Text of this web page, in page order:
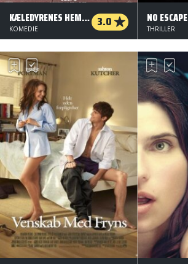
KÆLEDYRENES HEMMELIGE LIV - ORG.VERS. - 3 D 3.0
KOMEDIE
NO ESCAPE
THRILLER